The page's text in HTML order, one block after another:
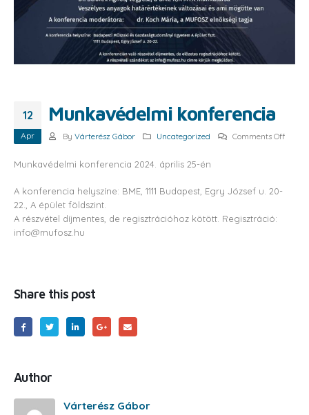
12
Apr
Munkavédelmi konferencia
By Várterész Gábor Uncategorized Comments Offon
Munkavédelmi konferencia 2024. április 25-én
A konferencia helyszíne: BME, 1111 Budapest, Egry József u. 20-
22., A épület földszint.
A részvétel díjmentes, de regisztrációhoz kötött. Regisztráció:
info@mufosz.hu
Share this post
Author
Várterész Gábor